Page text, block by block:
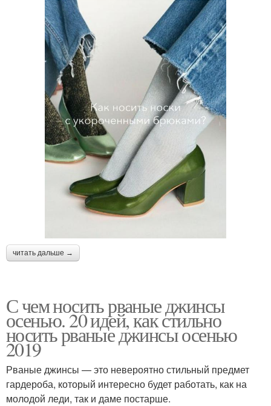
читать дальше →
С чем носить рваные джинсы
осенью. 20 идей, как стильно
носить рваные джинсы осенью
2019
Рваные джинсы — это невероятно стильный предмет
гардероба, который интересно будет работать, как на
молодой леди, так и даме постарше.